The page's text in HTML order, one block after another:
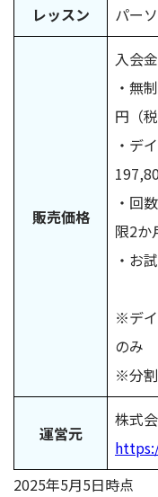
レッスン パー
販売価格
入会
・無
円（税
・デ
・回
限2か
・お
※デ
のみ
※分
運営元
株式
2025年5月5日時点